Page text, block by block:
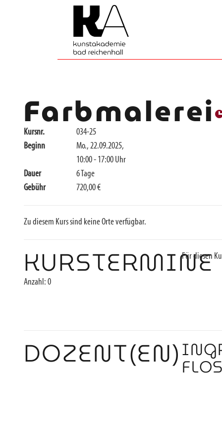
Farbmalerei
Kursnr.
034-25
Beginn
Mo., 22.09.2025,
10:00 - 17:00 Uhr
Dauer
6 Tage
Gebühr
720,00 €
Zu diesem Kurs sind keine Orte verfügbar.
KURSTERMINE
Anzahl: 0
Für diesen
DOZENT(EN)